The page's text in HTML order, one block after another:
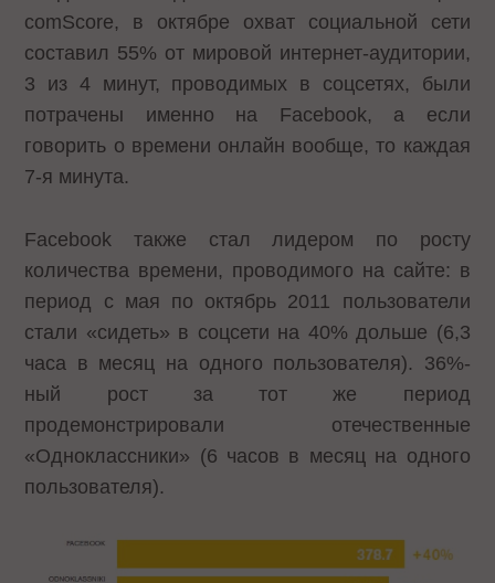
comScore, в октябре охват социальной сети
составил 55% от мировой интернет-аудитории,
3 из 4 минут, проводимых в соцсетях, были
потрачены именно на Facebook, а если
говорить о времени онлайн вообще, то каждая
7-я минута.
Facebook также стал лидером по росту
количества времени, проводимого на сайте: в
период с мая по октябрь 2011 пользователи
стали «сидеть» в соцсети на 40% дольше (6,3
часа в месяц на одного пользователя). 36%-
ный рост за тот же период
продемонстрировали отечественные
«Одноклассники» (6 часов в месяц на одного
пользователя).